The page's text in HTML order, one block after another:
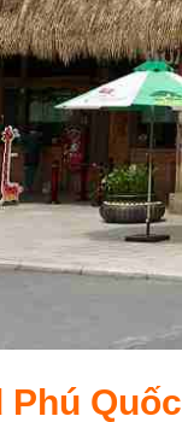
Phú Quốc